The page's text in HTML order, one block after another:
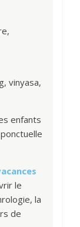
vinyasa,
enfants
le
la
de